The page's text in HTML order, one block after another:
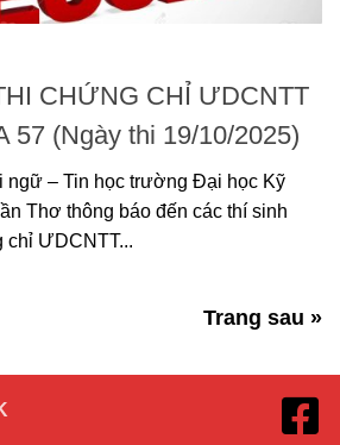
CHỨNG CHỈ ƯDCNTT
57 (Ngày thi 19/10/2025)
– Tin học trường Đại học Kỹ
Thơ thông báo đến các thí sinh
chỉ ƯDCNTT...
Trang sau »